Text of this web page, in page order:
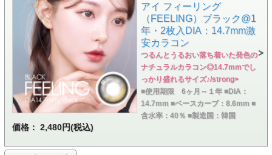
アイ フィーリング
（FEELING）ブラック@1
年・2枚入DIA：14.7mm激
安カラコン
つるんとうるおい落ち着いた発色の
ナチュラルカラコン◎14.7mmでし
っかり盛れるサイズ♪/strong>
■使用期限 6ヶ月～１年 ■DIA：
14.7mm ■ベースカーブ：8.6mm ■
含水率：40％ ■製造国：韓国
価格： 2,480円(税込)